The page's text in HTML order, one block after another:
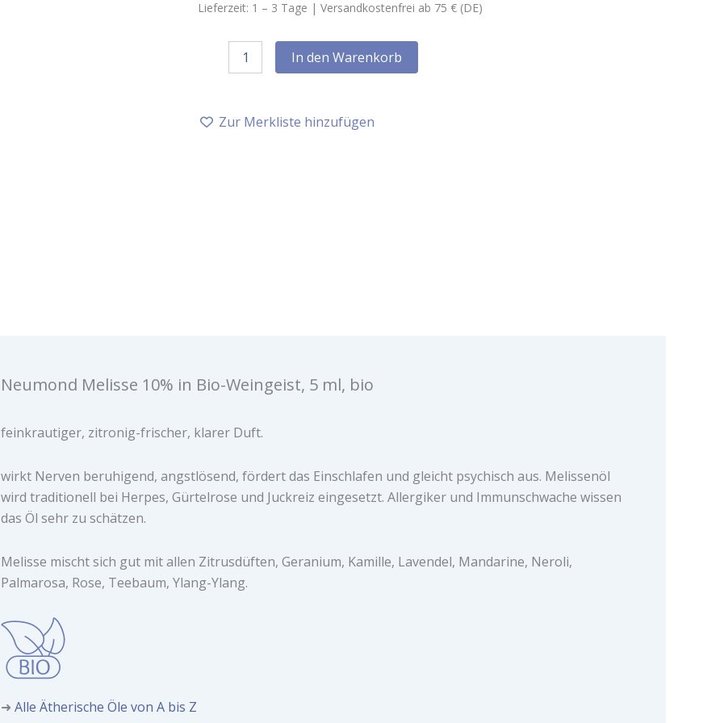
Lieferzeit: 1 – 3 Tage | Versandkostenfrei ab 75 € (DE)
Bio-
Weingeist,
In den Warenkorb
Zur Merkliste hinzufügen
Neumond Melisse 10% in Bio-Weingeist, 5 ml, bio
feinkrautiger, zitronig-frischer, klarer Duft.
wirkt Nerven beruhigend, angstlösend, fördert das Einschlafen und gleicht psychisch aus. Melissenöl
wird traditionell bei Herpes, Gürtelrose und Juckreiz eingesetzt. Allergiker und Immunschwache wissen
das Öl sehr zu schätzen.
Melisse mischt sich gut mit allen Zitrusdüften, Geranium, Kamille, Lavendel, Mandarine, Neroli,
Palmarosa, Rose, Teebaum, Ylang-Ylang.
➜ Alle Ätherische Öle von A bis Z